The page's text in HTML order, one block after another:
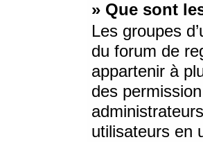
» Que sont
Les groupes
du forum de
appartenir à
des
utilisateurs en